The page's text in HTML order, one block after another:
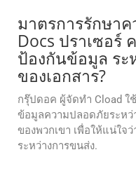
มาตรการรักษา
Docs ปราเซอร์
ป้องกันข้อมูล ระ
ของเอกสาร?
กรุ๊ปดอค ผู้จัดทํา Cload ใ
ข้อมูลความปลอดภัยระหว่
ของพวกเขา เพื่อให้แน่ใ
ระหว่างการขนส่ง.